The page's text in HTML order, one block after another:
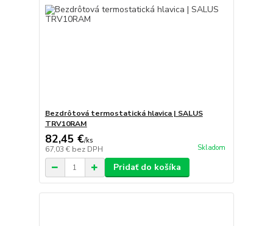
Bezdrôtová termostatická hlavica | SALUS
TRV10RAM
82,45 €/ks
67,03 € bez DPH Skladom
Pridať do košíka